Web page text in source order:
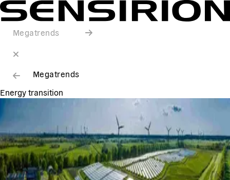
Megatrends
Megatrends
Energy transition